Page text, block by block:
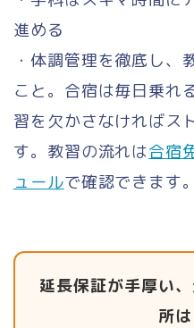
進める
・体調管理を徹底し、
こと。合宿は毎日乗れ
習を欠かさなければス
す。教習の流れは合宿
ュールで確認できます。
延長保証が手厚い
所